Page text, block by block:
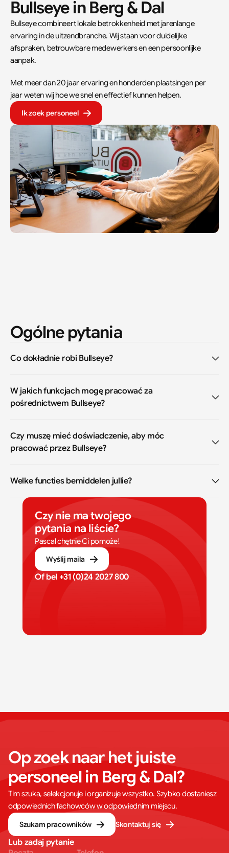
Bullseye in Berg & Dal
Bullseye combineert lokale betrokkenheid met jarenlange
ervaring in de uitzendbranche. Wij staan voor duidelijke
afspraken, betrouwbare medewerkers en een persoonlijke
aanpak.
Met meer dan 20 jaar ervaring en honderden plaatsingen per
jaar weten wij hoe we snel en effectief kunnen helpen.
Ik zoek personeel
Ogólne pytania
Co dokładnie robi Bullseye?
W jakich funkcjach mogę pracować za
pośrednictwem Bullseye?
Czy muszę mieć doświadczenie, aby móc
pracować przez Bullseye?
Welke functies bemiddelen jullie?
Czy nie ma twojego
pytania na liście?
Pascal chętnie Ci pomoże!
Wyślij maila
Of bel +31 (0)24 2027 800
Op zoek naar het juiste
personeel in Berg & Dal?
Tim szuka, selekcjonuje i organizuje wszystko. Szybko dostaniesz
odpowiednich fachowców w odpowiednim miejscu.
Szukam pracowników Skontaktuj się
Lub zadaj pytanie